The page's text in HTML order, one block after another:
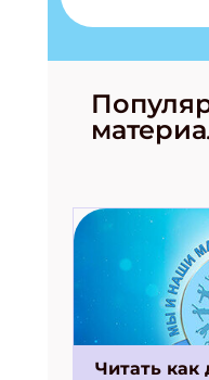
Читать
Подпишись на
Получи
Укажите имя